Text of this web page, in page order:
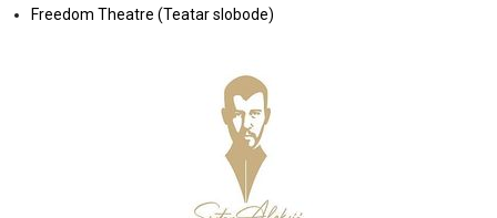
Freedom Theatre (Teatar slobode)